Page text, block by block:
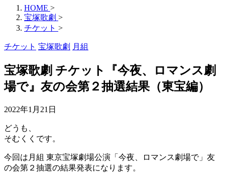
HOME >
宝塚歌劇 >
チケット >
チケット 宝塚歌劇 月組
宝塚歌劇 チケット『今夜、ロマンス劇
場で』友の会第２抽選結果（東宝編）
2022年1月21日
どうも、
そむくくです。
今回は月組 東京宝塚劇場公演「今夜、ロマンス劇場で」友
の会第２抽選の結果発表になります。